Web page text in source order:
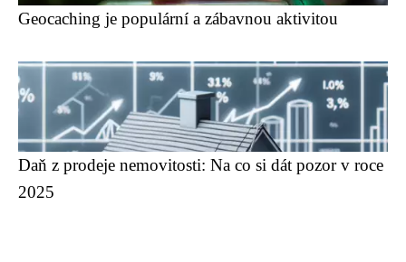
Geocaching je populární a zábavnou aktivitou
Daň z prodeje nemovitosti: Na co si dát pozor v roce
2025